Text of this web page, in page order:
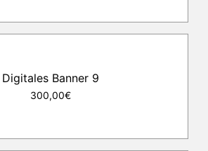
Digitales Banner 9
300,00€